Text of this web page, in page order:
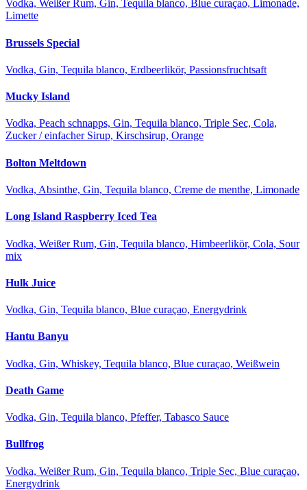
Vodka, Weißer Rum, Gin, Tequila blanco, Blue curaçao, Limonade,
Limette
Brussels Special
Vodka, Gin, Tequila blanco, Erdbeerlikör, Passionsfruchtsaft
Mucky Island
Vodka, Peach schnapps, Gin, Tequila blanco, Triple Sec, Cola,
Zucker / einfacher Sirup, Kirschsirup, Orange
Bolton Meltdown
Vodka, Absinthe, Gin, Tequila blanco, Creme de menthe, Limonade
Long Island Raspberry Iced Tea
Vodka, Weißer Rum, Gin, Tequila blanco, Himbeerlikör, Cola, Sour
mix
Hulk Juice
Vodka, Gin, Tequila blanco, Blue curaçao, Energydrink
Hantu Banyu
Vodka, Gin, Whiskey, Tequila blanco, Blue curaçao, Weißwein
Death Game
Vodka, Gin, Tequila blanco, Pfeffer, Tabasco Sauce
Bullfrog
Vodka, Weißer Rum, Gin, Tequila blanco, Triple Sec, Blue curaçao,
Energydrink